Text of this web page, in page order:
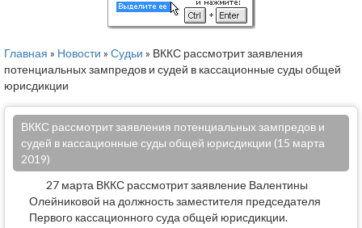
Главная » Новости » Судьи » ВККС рассмотрит заявления
потенциальных зампредов и судей в кассационные суды общей
юрисдикции
ВККС рассмотрит заявления потенциальных зампредов и
судей в кассационные суды общей юрисдикции (15 марта
2019)
27 марта ВККС рассмотрит заявление Валентины
Олейниковой на должность заместителя председателя
Первого кассационного суда общей юрисдикции.